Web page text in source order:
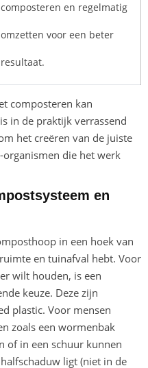
composteren en regelmatig
omzetten voor een beter
resultaat.
composteren kan
in de praktijk verrassend
het creëren van de juiste
die het werk
en
in een hoek van
en tuinafval hebt. Voor
wilt houden, is een
keuze. Deze zijn
plastic. Voor mensen
zoals een wormenbak
of in een schuur kunnen
ligt (niet in de